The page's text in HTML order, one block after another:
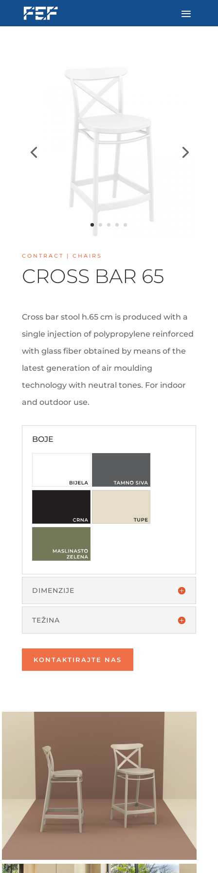
CONTRACT | CHAIRS
CROSS BAR 65
Cross bar stool h.65 cm is produced with a
single injection of polypropylene reinforced
with glass fiber obtained by means of the
latest generation of air moulding
technology with neutral tones. For indoor
and outdoor use.
BOJE
DIMENZIJE
TEŽINA
KONTAKTIRAJTE NAS